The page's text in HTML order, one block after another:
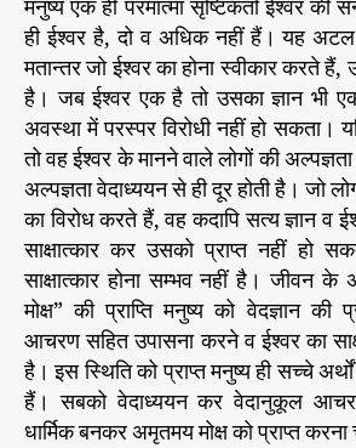
मनुष्य एक ही परमात्मा सृष्टिकर्ता ईश्वर
ही ईश्वर है, दो व अधिक नहीं हैं। यह
मतान्तर जो ईश्वर का होना स्वीकार करते
है। जब ईश्वर एक है तो उसका ज्ञान भी
अवस्था में परस्पर विरोधी नहीं हो सकता।
तो वह ईश्वर के मानने वाले लोगों की
अल्पज्ञता वेदाध्ययन से ही दूर होती है। जो
का विरोध करते हैं, वह कदापि सत्य ज्ञान व
साक्षात्कार कर उसको प्राप्त नहीं हो
साक्षात्कार होना सम्भव नहीं है। जीवन के
मोक्ष” की प्राप्ति मनुष्य को वेदज्ञान
आचरण सहित उपासना करने व ईश्वर का
है। इस स्थिति को प्राप्त मनुष्य ही सच्चे अर्थों
हैं। सबको वेदाध्ययन कर वेदानुकूल
धार्मिक बनकर अमृतमय मोक्ष को प्राप्त